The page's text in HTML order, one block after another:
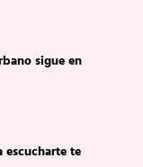
sigue en
te